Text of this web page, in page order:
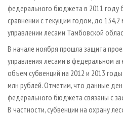
ДЕРЕВЯННОЕ ДОМОСТРОЕНИЕ
ПРОИЗВОДСТВО МЕБЕЛИ
БИОЭНЕРГЕТИКА
ЦБП
ИНСТРУМЕНТ И МАТЕРИАЛЫ
ОФИЦИАЛЬНЫЕ ДЕЛЕГАЦИИ
ПРИОРИТЕТНЫЕ
RUSSIAN FORESTRY REVIEW
ГАЗЕТА ЛЕСПРОМФОРУМ
БИБЛИОТЕКА СПЕЦИАЛИСТА
федерального бюджета в 2011 году
сравнении с текущим годом, до
управлении лесами Тамбовской
В начале ноября прошла защита
управления лесами в федеральном
объем субвенций на 2012 и 2013
млн рублей. Отметим, что данные
федерального бюджета связаны с
В частности, субвенции на охрану